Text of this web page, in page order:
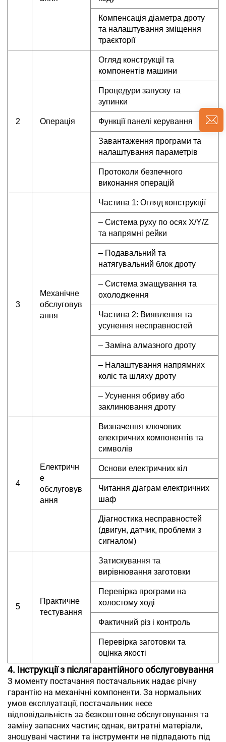
Компенсація діаметра дроту
та налаштування зміщення
траєкторії
2 Операція
Огляд конструкції та
компонентів машини
Процедури запуску та
зупинки
Функції панелі керування
Завантаження програми та
налаштування параметрів
Протоколи безпечного
виконання операцій
3
Механічне
обслуговув
ання
Частина 1: Огляд конструкції
– Система руху по осях X/Y/Z
та напрямні рейки
– Подавальний та
натягувальний блок дроту
– Система змащування та
охолодження
Частина 2: Виявлення та
усунення несправностей
– Заміна алмазного дроту
– Налаштування напрямних
коліс та шляху дроту
– Усунення обриву або
заклинювання дроту
4
Електричн
е
обслуговув
ання
Визначення ключових
електричних компонентів та
символів
Основи електричних кіл
Читання діаграм електричних
шаф
Діагностика несправностей
(двигун, датчик, проблеми з
сигналом)
5
Практичне
тестування
Затискування та
вирівнювання заготовки
Перевірка програми на
холостому ході
Фактичний різ і контроль
Перевірка заготовки та
оцінка якості
4. Інструкції з післягарантійного обслуговування
З моменту постачання постачальник надає річну
гарантію на механічні компоненти. За нормальних
умов експлуатації, постачальник несе
відповідальність за безкоштовне обслуговування та
заміну запасних частин; однак, витратні матеріали,
зношувані частини та інструменти не підпадають під